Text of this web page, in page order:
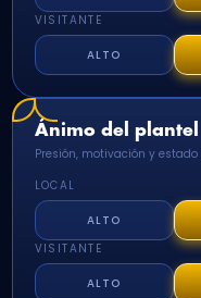
VISITANTE
ALTO
Ánimo del plantel
Presión, motivación y
LOCAL
ALTO
VISITANTE
ALTO